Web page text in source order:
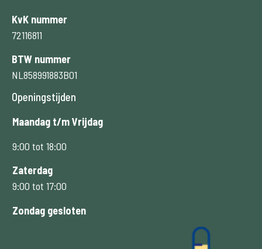
KvK nummer
72116811
BTW nummer
NL858991883B01
Openingstijden
Maandag t/m Vrijdag
9:00 tot 18:00
Zaterdag
9:00 tot 17:00
Zondag gesloten